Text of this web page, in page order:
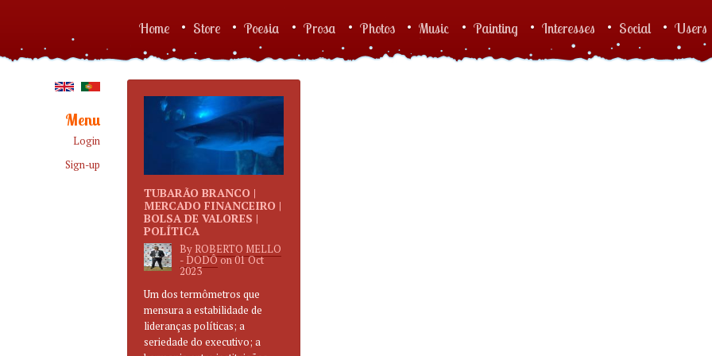
Main menu
Home Store Poesia Prosa Photos Music Painting Interesses Social Users
Menu
Login
Sign-up
TUBARÃO BRANCO |
MERCADO FINANCEIRO |
BOLSA DE VALORES |
POLÍTICA
By ROBERTO MELLO
- DODÔon01 Oct
2023
Um dos termômetros que
mensura a estabilidade de
lideranças políticas; a
seriedade do executivo; a